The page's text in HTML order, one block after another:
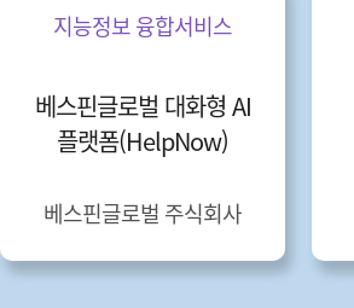
지능정보 융합서비스
베스핀글로벌 대화형 AI
플랫폼(HelpNow)
베스핀글로벌 주식회사